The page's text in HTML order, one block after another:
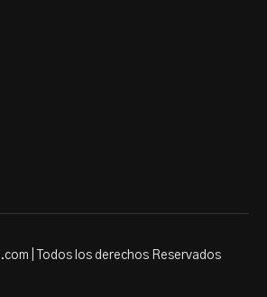
| Todos los derechos Reservados